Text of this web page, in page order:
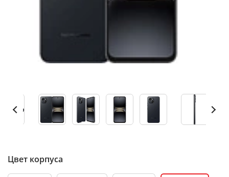
Цвет корпуса